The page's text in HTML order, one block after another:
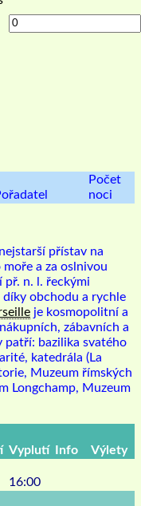
Počet
noci
přístav na
a za oslnivou
př. n. l. řeckými
díky obchodu a rychle
je kosmopolitní a
zábavních a
patří: bazilika svatého
katedrála (La
Muzeum římských
Longchamp, Muzeum
Vyplutí Info Výlety
16:00